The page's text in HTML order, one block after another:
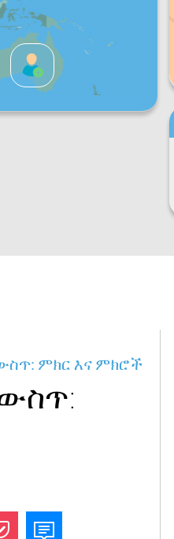
ምክር እና ምክሮች